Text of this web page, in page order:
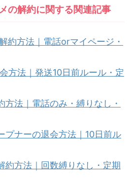
の解約に関する関連記事
約方法｜電話orマイページ・
方法｜発送10日前ルール・定
方法｜電話のみ・縛りなし・
プナーの退会方法｜10日前ル
約方法｜回数縛りなし・定期